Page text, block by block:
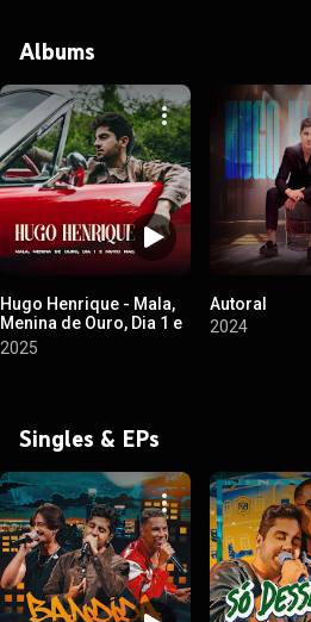
Albums
Hugo Henrique - Mala,
Menina de Ouro, Dia 1 e
muito mais
2025
Autoral
2024
Singles & EPs